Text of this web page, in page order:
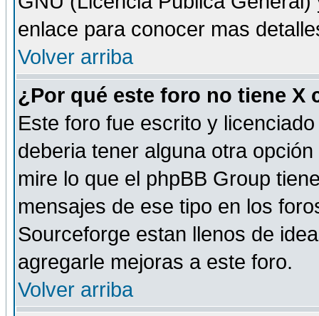
enlace para conocer mas
Volver arriba
¿Por qué este foro no tiene X
Este foro fue escrito y
deberia tener alguna otra
mire lo que el phpBB Group
mensajes de ese tipo en los
Sourceforge estan llenos de
agregarle mejoras a este foro.
Volver arriba